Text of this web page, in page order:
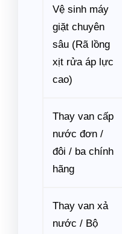
Vệ sinh máy
giặt chuyên
sâu (Rã lồng
xịt rửa áp lực
cao)
Thay van cấp
nước đơn /
đôi / ba chính
hãng
Thay van xả
nước / Bộ